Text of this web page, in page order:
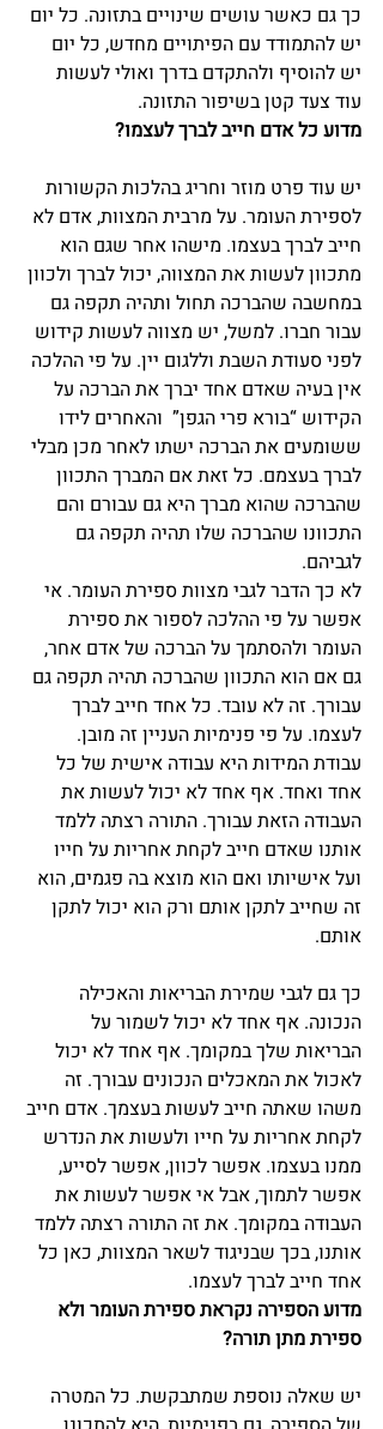
כך גם כאשר עושים שינויים בתזונה. כל יום
יש להתמודד עם הפיתויים מחדש, כל יום
יש להוסיף ולהתקדם בדרך ואולי לעשות
עוד צעד קטן בשיפור התזונה.
מדוע כל אדם חייב לברך לעצמו?
יש עוד פרט מוזר וחריג בהלכות הקשורות
לספירת העומר. על מרבית המצוות, אדם לא
חייב לברך בעצמו. מישהו אחר שגם הוא
מתכוון לעשות את המצווה, יכול לברך ולכוון
במחשבה שהברכה תחול ותהיה תקפה גם
עבור חברו. למשל, יש מצווה לעשות קידוש
לפני סעודת השבת וללגום יין. על פי ההלכה
אין בעיה שאדם אחד יברך את הברכה על
הקידוש “בורא פרי הגפן”  והאחרים לידו
ששומעים את הברכה ישתו לאחר מכן מבלי
לברך בעצמם. כל זאת אם המברך התכוון
שהברכה שהוא מברך היא גם עבורם והם
התכוונו שהברכה שלו תהיה תקפה גם
לגביהם.
לא כך הדבר לגבי מצוות ספירת העומר. אי
אפשר על פי ההלכה לספור את ספירת
העומר ולהסתמך על הברכה של אדם אחר,
גם אם הוא התכוון שהברכה תהיה תקפה גם
עבורך. זה לא עובד. כל אחד חייב לברך
לעצמו. על פי פנימיות העניין זה מובן.
עבודת המידות היא עבודה אישית של כל
אחד ואחד. אף אחד לא יכול לעשות את
העבודה הזאת עבורך. התורה רצתה ללמד
אותנו שאדם חייב לקחת אחריות על חייו
ועל אישיותו ואם הוא מוצא בה פגמים, הוא
זה שחייב לתקן אותם ורק הוא יכול לתקן
אותם.
כך גם לגבי שמירת הבריאות והאכילה
הנכונה. אף אחד לא יכול לשמור על
הבריאות שלך במקומך. אף אחד לא יכול
לאכול את המאכלים הנכונים עבורך. זה
משהו שאתה חייב לעשות בעצמך. אדם חייב
לקחת אחריות על חייו ולעשות את הנדרש
ממנו בעצמו. אפשר לכוון, אפשר לסייע,
אפשר לתמוך, אבל אי אפשר לעשות את
העבודה במקומך. את זה התורה רצתה ללמד
אותנו, בכך שבניגוד לשאר המצוות, כאן כל
אחד חייב לברך לעצמו.
מדוע הספירה נקראת ספירת העומר ולא
ספירת מתן תורה?
יש שאלה נוספת שמתבקשת. כל המטרה